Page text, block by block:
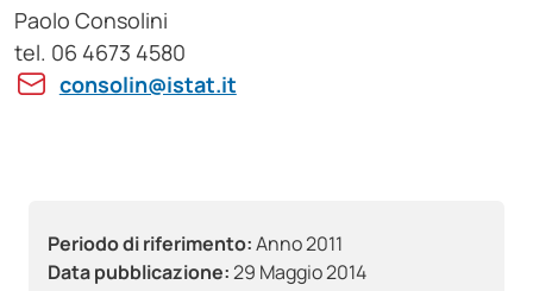
Periodo di riferimento:Anno 2011
Data pubblicazione:29 Maggio 2014
Paolo Consolini
tel. 06 4673 4580
consolin@istat.it